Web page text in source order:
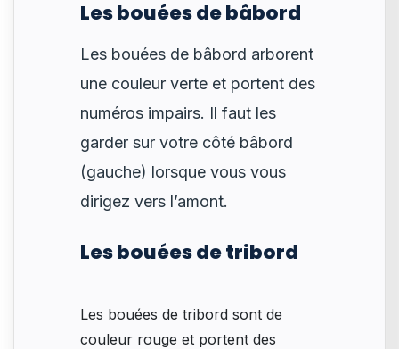
Les bouées de bâbord
Les bouées de bâbord arborent
une couleur verte et portent des
numéros impairs. Il faut les
garder sur votre côté bâbord
(gauche) lorsque vous vous
dirigez vers l’amont.
Les bouées de tribord
Les bouées de tribord sont de
couleur rouge et portent des